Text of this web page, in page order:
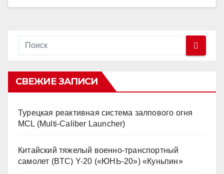
СВЕЖИЕ ЗАПИСИ
Турецкая реактивная система залпового огня
MCL (Multi-Caliber Launcher)
Китайский тяжелый военно-транспортный
самолет (BTC) Y-20 («ЮНЬ-20») «Куньпин»